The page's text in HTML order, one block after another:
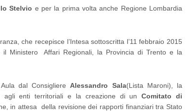
Stelvio e per la prima volta anche Regione Lombardia
che recepisce l’Intesa sottoscritta l’11 febbraio 2015
il Ministero Affari Regionali, la Provincia di Trento e la
dal Consigliere Alessandro Sala(Lista Maroni), la
agli enti territoriali e la creazione di unComitato di
in attesa della revisione dei rapporti finanziari tra Stato